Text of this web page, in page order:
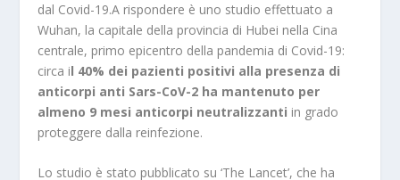
dal Covid-19.A rispondere è uno studio effettuato a
Wuhan, la capitale della provincia di Hubei nella Cina
centrale, primo epicentro della pandemia di Covid-19:
circa il 40% dei pazienti positivi alla presenza di
anticorpi anti Sars-CoV-2 ha mantenuto per
almeno 9 mesi anticorpi neutralizzanti in grado
proteggere dalla reinfezione.
Lo studio è stato pubblicato su ‘The Lancet’, che ha